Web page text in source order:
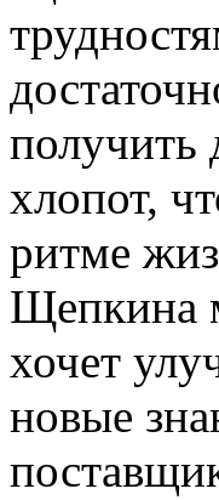
получить
хлопот,
ритме
Щепкина
хочет
новые